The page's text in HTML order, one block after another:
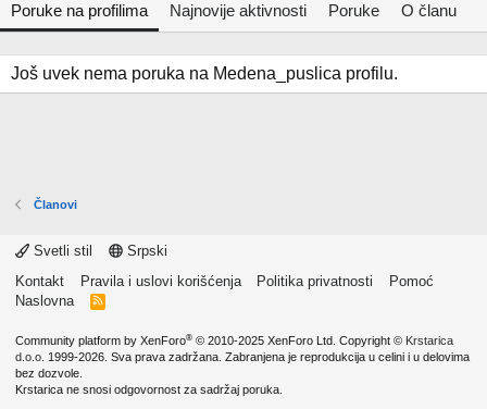
Poruke na profilima Najnovije aktivnosti Poruke O članu
Još uvek nema poruka na Medena_puslica profilu.
Članovi
Svetli stil
Srpski
Kontakt
Pravila i uslovi korišćenja Politika privatnosti
Pomoć
Naslovna
R
Community platform by XenForo® © 2010-2025 XenForo Ltd. Copyright © Krstarica
d.o.o. 1999-2026. Sva prava zadržana. Zabranjena je reprodukcija u celini i u delovima
bez dozvole.
Krstarica ne snosi odgovornost za sadržaj poruka.